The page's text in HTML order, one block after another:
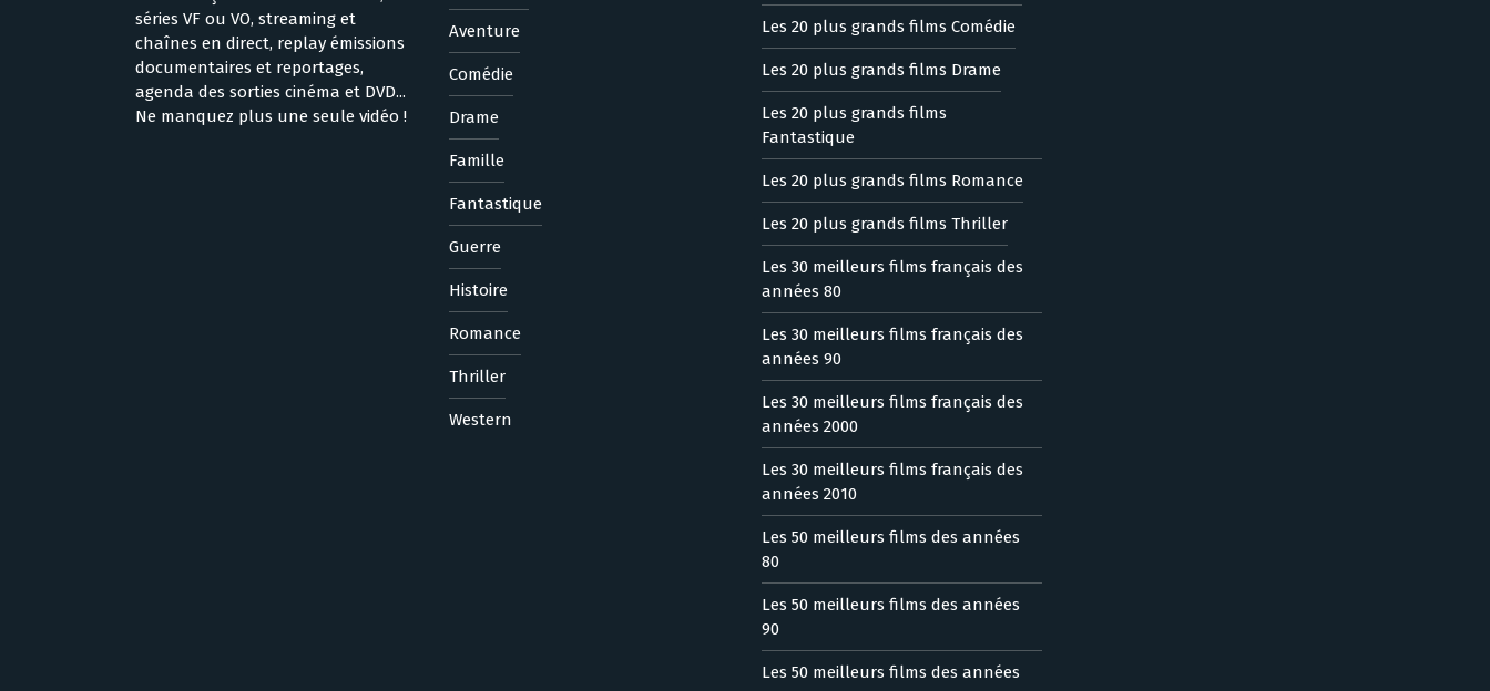
séries VF ou VO, streaming et
chaînes en direct, replay émissions
documentaires et reportages,
agenda des sorties cinéma et DVD...
Ne manquez plus une seule vidéo !
Aventure
Comédie
Drame
Famille
Fantastique
Guerre
Histoire
Romance
Thriller
Western
Les 20 plus grands films Comédie
Les 20 plus grands films Drame
Les 20 plus grands films
Fantastique
Les 20 plus grands films Romance
Les 20 plus grands films Thriller
Les 30 meilleurs films français des
années 80
Les 30 meilleurs films français des
années 90
Les 30 meilleurs films français des
années 2000
Les 30 meilleurs films français des
années 2010
Les 50 meilleurs films des années
80
Les 50 meilleurs films des années
90
Les 50 meilleurs films des années